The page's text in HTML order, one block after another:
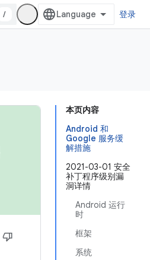
/ 登录
本页内容
Android 和
Google 服务缓
解措施
2021-03-01 安全
补丁程序级别漏
洞详情
Android 运行
时
框架
系统